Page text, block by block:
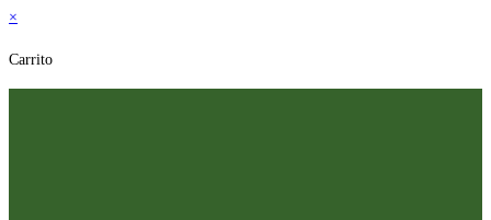
×
Carrito